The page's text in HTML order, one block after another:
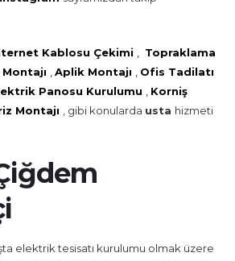
Kablosu Çekimi
Topraklama
Aplik Montajı
Ofis Tadilatı
Panosu Kurulumu
Korniş
Montajı , gibi konularda usta hizmeti
elektrik tesisatı kurulumu olmak üzere